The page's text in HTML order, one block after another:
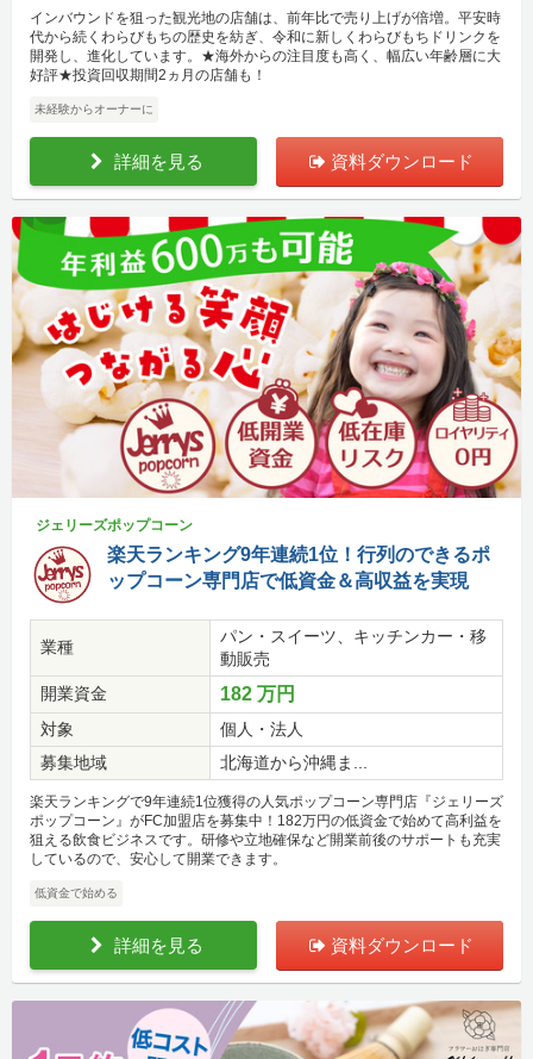
インバウンドを狙った観光地の店舗は、前年比で売り上げが倍増。平安時
代から続くわらびもちの歴史を紡ぎ、令和に新しくわらびもちドリンクを
開発し、進化しています。★海外からの注目度も高く、幅広い年齢層に大
好評★投資回収期間2ヵ月の店舗も！
未経験からオーナーに
詳細を見る 資料ダウンロード
ジェリーズポップコーン
楽天ランキング9年連続1位！行列のできるポ
ップコーン専門店で低資金＆高収益を実現
業種
パン・スイーツ、キッチンカー・移
動販売
開業資金
182 万円
対象
個人・法人
募集地域
北海道から沖縄ま...
楽天ランキングで9年連続1位獲得の人気ポップコーン専門店『ジェリーズ
ポップコーン』がFC加盟店を募集中！182万円の低資金で始めて高利益を
狙える飲食ビジネスです。研修や立地確保など開業前後のサポートも充実
しているので、安心して開業できます。
低資金で始める
詳細を見る 資料ダウンロード